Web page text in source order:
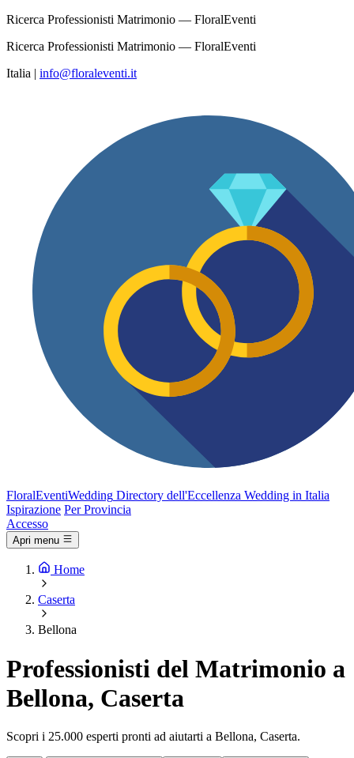
Ricerca Professionisti Matrimonio — FloralEventi
Ricerca Professionisti Matrimonio — FloralEventi
Italia | info@floraleventi.it
FloralEventiWedding Directory dell'Eccellenza Wedding in Italia
Ispirazione Per Provincia
Accesso
Apri menu
Home
Caserta
Bellona
Professionisti del Matrimonio a
Bellona, Caserta
Scopri i 25.000 esperti pronti ad aiutarti a Bellona, Caserta.